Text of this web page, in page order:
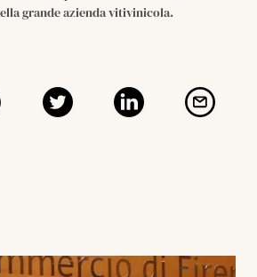
grande azienda vitivinicola.